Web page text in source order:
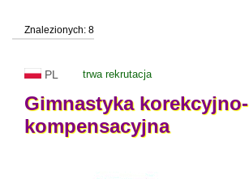
status uczelni
Znalezionych: 8
PL trwa rekrutacja
Gimnastyka korekcyjno-
kompensacyjna